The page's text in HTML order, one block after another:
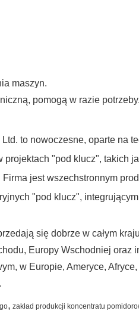
maszyn.
pomogą w razie potrzeby.
to nowoczesne, oparte na
"pod klucz", takich
Firma jest wszechstronnym
"pod klucz",
się dobrze w całym
Europy Wschodniej oraz
w Europie, Ameryce,
, zakład produkcji koncentratu